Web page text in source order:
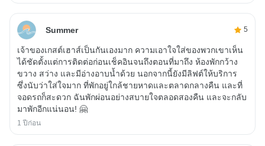
Summer 5
เจ้าของเกสต์เฮาส์เป็นกันเองมาก ความเอาใจใส่ของพวกเขาเห็น
ได้ชัดตั้งแต่การติดต่อก่อนเช็คอินจนถึงตอนที่มาถึง ห้องพักกว้าง
ขวาง สว่าง และมีอ่างอาบน้ำด้วย นอกจากนี้ยังมีลิฟต์ให้บริการ
ซึ่งนับว่าใส่ใจมาก ที่พักอยู่ใกล้ชายหาดและตลาดกลางคืน และที่
จอดรถก็สะดวก ฉันพักผ่อนอย่างสบายใจตลอดสองคืน และจะกลับ
มาพักอีกแน่นอน! 🤗
1 ปีก่อน